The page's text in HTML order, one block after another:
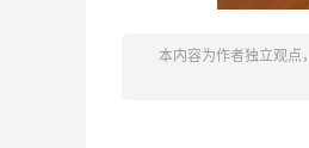
本内容为作者独立观点